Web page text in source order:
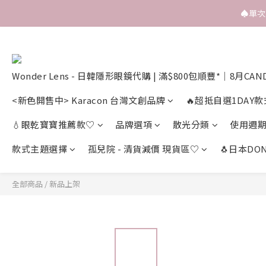
♠️單次
Wonder Lens - 日韓隱形眼鏡代購 | 滿$800包順豐*｜8月
<新色開售中> Karacon 台灣文創品牌
🔥超抵自選1DAY
💧眼乾寶寶推薦款♡
品牌選項 散光分類
使用週期
款式主題選擇
孤兒院 - 清貨減價 現貨區♡ 🐧日本
全部商品 /新品上架